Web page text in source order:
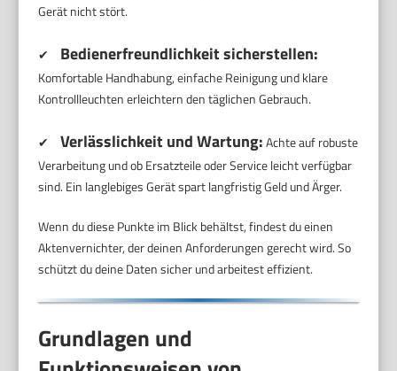
Gerät nicht stört.
✔ Bedienerfreundlichkeit sicherstellen:
Komfortable Handhabung, einfache Reinigung und klare
Kontrollleuchten erleichtern den täglichen Gebrauch.
✔ Verlässlichkeit und Wartung:Achte auf robuste
Verarbeitung und ob Ersatzteile oder Service leicht verfügbar
sind. Ein langlebiges Gerät spart langfristig Geld und Ärger.
Wenn du diese Punkte im Blick behältst, findest du einen
Aktenvernichter, der deinen Anforderungen gerecht wird. So
schützt du deine Daten sicher und arbeitest effizient.
Grundlagen und